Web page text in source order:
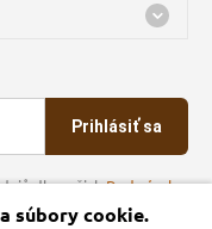
Prihlásiť sa
dle našichPodmínek
súbory cookie.